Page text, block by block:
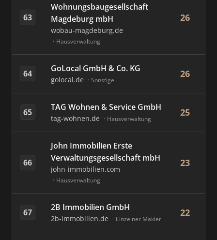
63
Wohnungsbaugesellschaft
Magdeburg mbH
wobau-magdeburg.de
Hausverwaltung
26
64 GoLocal GmbH & Co. KG
golocal.de Sonstige
26
65 TAG Wohnen & Service GmbH
tag-wohnen.de Hausverwaltung
25
66
John Immobilien Erste
Verwaltungsgesellschaft mbH
john-immobilien.com
Hausverwaltung
23
67 2B Immobilien GmbH
2b-immobilien.de Einzelner Makler
22